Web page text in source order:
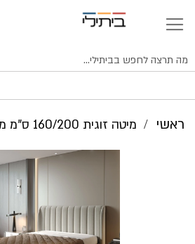
ראשי מיטה זוגית 160/200 ס"מ מפוארת דגם לואיז